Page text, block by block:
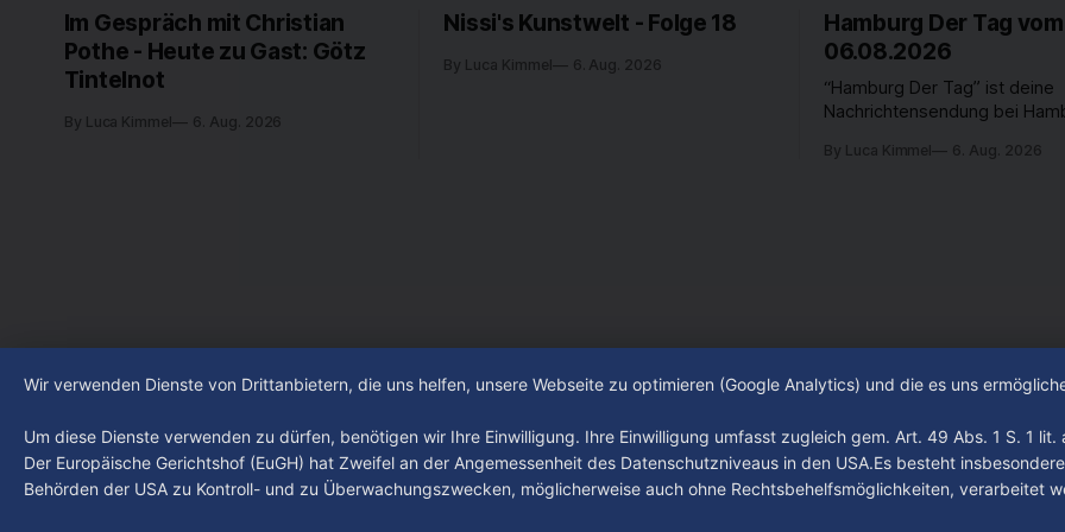
Im Gespräch mit Christian
Pothe - Heute zu Gast: Götz
Tintelnot
By Luca Kimmel 6. Aug. 2026
Nissi's Kunstwelt - Folge 18
By Luca Kimmel 6. Aug. 2026
Hamburg Der Tag vom
06.08.2026
“Hamburg Der Tag” ist deine
Nachrichtensendung bei
beschäftigt die
By Luca Kimmel 6. Aug. 2026
Wir verwenden Dienste von Drittanbietern, die uns helfen, unsere Webseite zu optimieren (Google Analytics) und die es uns
Um diese Dienste verwenden zu dürfen, benötigen wir Ihre Einwilligung. Ihre Einwilligung umfasst zugleich gem. Art. 49 Abs. 1 S. 1
Der Europäische Gerichtshof (EuGH) hat Zweifel an der Angemessenheit des Datenschutzniveaus in den USA.Es besteht
Behörden der USA zu Kontroll- und zu Überwachungszwecken, möglicherweise auch ohne Rechtsbehelfsmöglichkeiten, verarbeitet